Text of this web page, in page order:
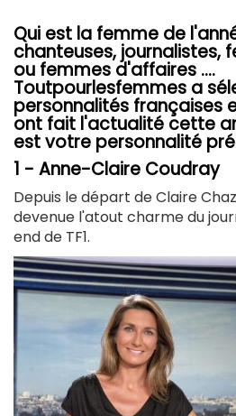
Qui est la femme de
chanteuses, journalistes,
ou femmes d'affaires ....
Toutpourlesfemmes a
personnalités françaises
ont fait l'actualité cette
est votre personnalité
1 - Anne-Claire Coudray
Depuis le départ de Claire
devenue l'atout charme du
end de TF1.